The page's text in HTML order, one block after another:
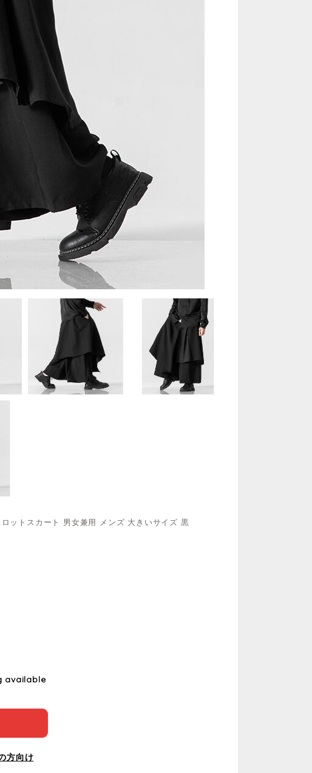
ットスカート 男女兼用 メンズ 大きいサイズ 黒
available
方向け